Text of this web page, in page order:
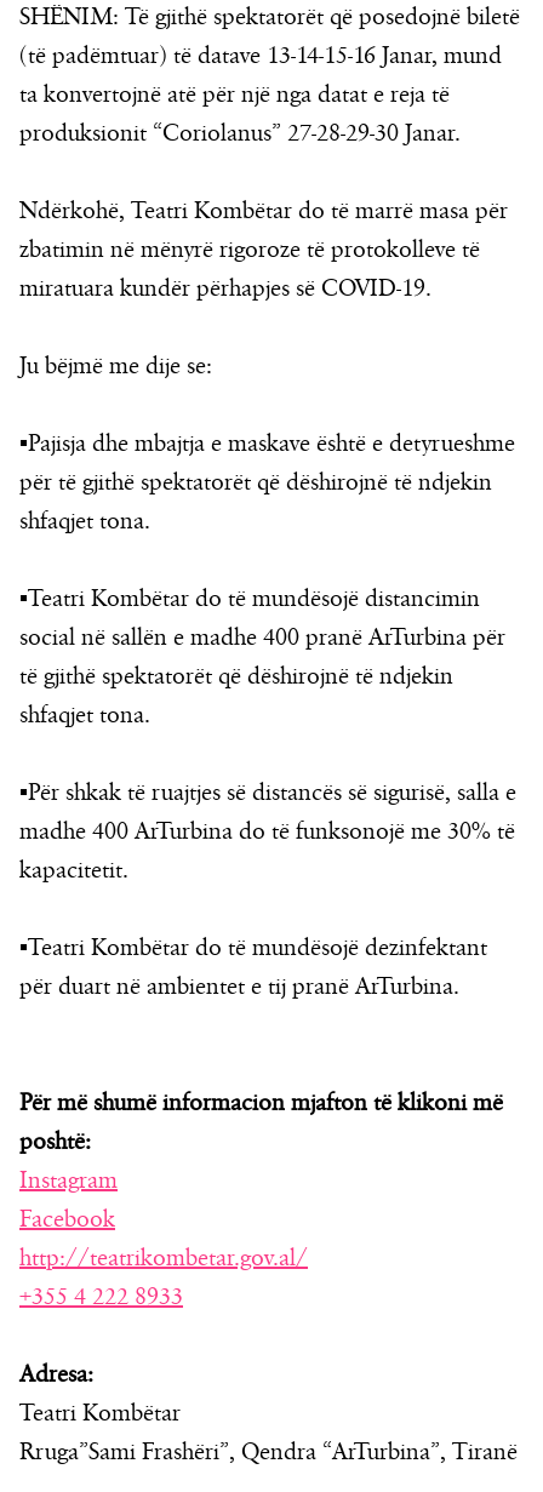
SHËNIM: Të gjithë spektatorët që posedojnë biletë
(të padëmtuar) të datave 13-14-15-16 Janar, mund
ta konvertojnë atë për një nga datat e reja të
produksionit “Coriolanus” 27-28-29-30 Janar.
Ndërkohë, Teatri Kombëtar do të marrë masa për
zbatimin në mënyrë rigoroze të protokolleve të
miratuara kundër përhapjes së COVID-19.
Ju bëjmë me dije se:
▪︎Pajisja dhe mbajtja e maskave është e detyrueshme
për të gjithë spektatorët që dëshirojnë të ndjekin
shfaqjet tona.
▪︎Teatri Kombëtar do të mundësojë distancimin
social në sallën e madhe 400 pranë ArTurbina për
të gjithë spektatorët që dëshirojnë të ndjekin
shfaqjet tona.
▪︎Për shkak të ruajtjes së distancës së sigurisë, salla e
madhe 400 ArTurbina do të funksonojë me 30% të
kapacitetit.
▪︎Teatri Kombëtar do të mundësojë dezinfektant
për duart në ambientet e tij pranë ArTurbina.
Për më shumë informacion mjafton të klikoni më
poshtë:
Instagram
Facebook
http://teatrikombetar.gov.al/
+355 4 222 8933
Adresa:
Teatri Kombëtar
Rruga”Sami Frashëri”, Qendra “ArTurbina”, Tiranë